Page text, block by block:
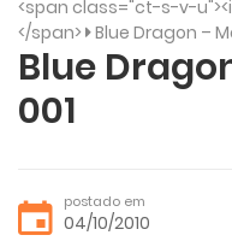
<span class="ct-s-v-
</span> Blue Dragon –
Blue
001
postado em
04/10/2010